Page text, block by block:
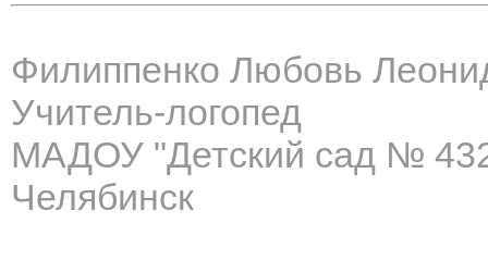
Филиппенко Любовь
Учитель-логопед
МАДОУ "Детский сад № 432
Челябинск